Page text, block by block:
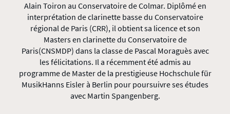
Alain Toiron au Conservatoire de Colmar. Diplômé en
interprétation de clarinette basse du Conservatoire
régional de Paris (CRR), il obtient sa licence et son
Masters en clarinette du Conservatoire de
Paris(CNSMDP) dans la classe de Pascal Moraguès avec
les félicitations. Il a récemment été admis au
programme de Master de la prestigieuse Hochschule für
MusikHanns Eisler à Berlin pour poursuivre ses études
avec Martin Spangenberg.